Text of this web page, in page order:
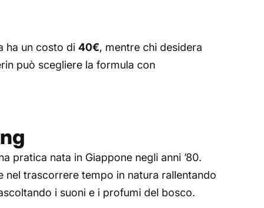
ha un costo di 40€, mentre chi desidera
può scegliere la formula con
pratica nata in Giappone negli anni ’80.
nel trascorrere tempo in natura rallentando
i suoni e i profumi del bosco.